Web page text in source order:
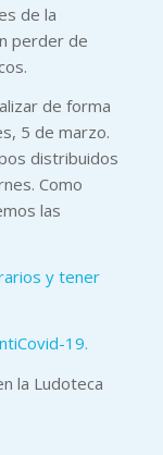
de la
perder de
de forma
5 de marzo.
distribuidos
Como
las
y tener
19.
la Ludoteca